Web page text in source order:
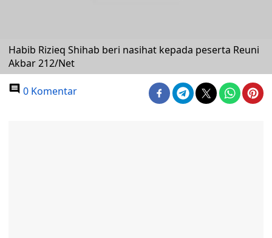
Habib Rizieq Shihab beri nasihat kepada peserta Reuni
Akbar 212/Net
0 Komentar